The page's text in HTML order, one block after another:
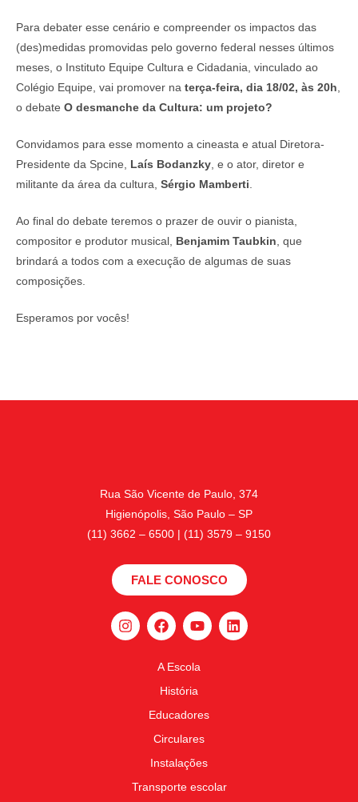
Para debater esse cenário e compreender os impactos das
(des)medidas promovidas pelo governo federal nesses últimos
meses, o Instituto Equipe Cultura e Cidadania, vinculado ao
Colégio Equipe, vai promover na terça-feira, dia 18/02, às 20h,
o debate O desmanche da Cultura: um projeto?
Convidamos para esse momento a cineasta e atual Diretora-
Presidente da Spcine, Laís Bodanzky, e o ator, diretor e
militante da área da cultura, Sérgio Mamberti.
Ao final do debate teremos o prazer de ouvir o pianista,
compositor e produtor musical, Benjamim Taubkin, que
brindará a todos com a execução de algumas de suas
composições.
Esperamos por vocês!
Rua São Vicente de Paulo, 374
Higienópolis, São Paulo – SP
(11) 3662 – 6500 | (11) 3579 – 9150
FALE CONOSCO
A Escola
História
Educadores
Circulares
Instalações
Transporte escolar